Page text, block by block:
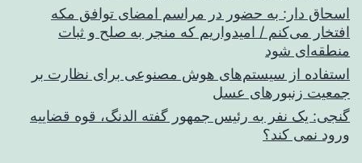
اسحاق‌ دار: به حضور در مراسم امضای توافق مکه
افتخار می‌کنم / امیدواریم که منجر به صلح و ثبات
منطقه‌ای شود
استفاده از سیستم‌های هوش مصنوعی برای نظارت بر
جمعیت زنبورهای عسل
گنجی: یک نفر به رئیس جمهور گفته الدنگ، قوه قضاییه
ورود نمی کند؟